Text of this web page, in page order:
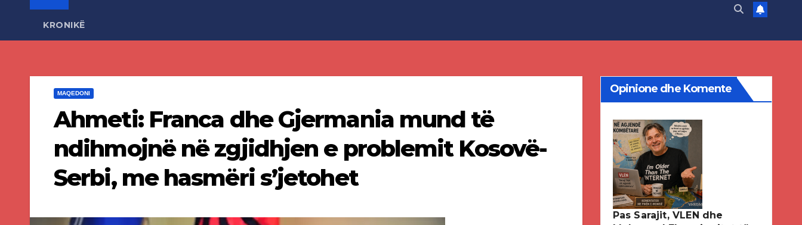
KRONIKË
MAQEDONI
Ahmeti: Franca dhe Gjermania mund të
ndihmojnë në zgjidhjen e problemit Kosovë-
Serbi, me hasmëri s’jetohet
Opinione dhe Komente
Pas Sarajit, VLEN dhe